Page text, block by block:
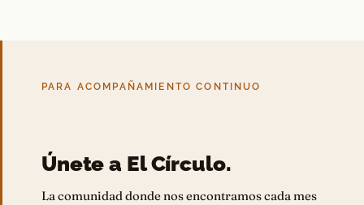
PARA ACOMPAÑAMIENTO CONTINUO
Únete a El Círculo.
La comunidad donde nos encontramos cada mes